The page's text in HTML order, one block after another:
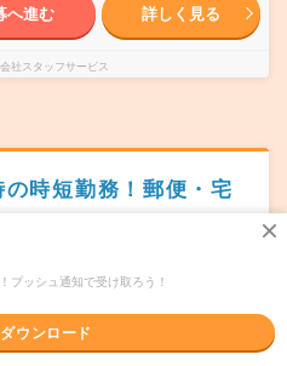
へ進む 詳しく見る
社スタッフサービス
時短勤務！郵便・宅
坂見附駅から徒歩10分
プッシュ通知で受け取ろう！
ウンロード